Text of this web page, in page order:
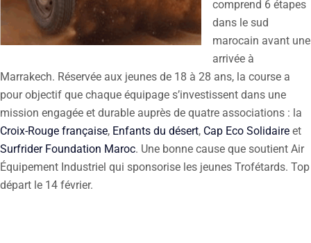
comprend 6 étapes
dans le sud
marocain avant une
arrivée à
Marrakech. Réservée aux jeunes de 18 à 28 ans, la course a
pour objectif que chaque équipage s’investissent dans une
mission engagée et durable auprès de quatre associations : la
Croix-Rouge française, Enfants du désert, Cap Eco Solidaire et
Surfrider Foundation Maroc. Une bonne cause que soutient Air
Équipement Industriel qui sponsorise les jeunes Trofétards. Top
départ le 14 février.